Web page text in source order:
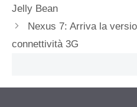
Jelly Bean
Nexus 7: Arriva la
connettività 3G